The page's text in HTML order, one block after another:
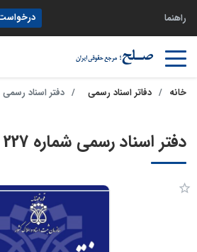
راهنما
خانه دفاتر اسناد رسمی دفتر اسناد رسمی شماره
دفتر اسناد رسمی شماره 227 اصفهان